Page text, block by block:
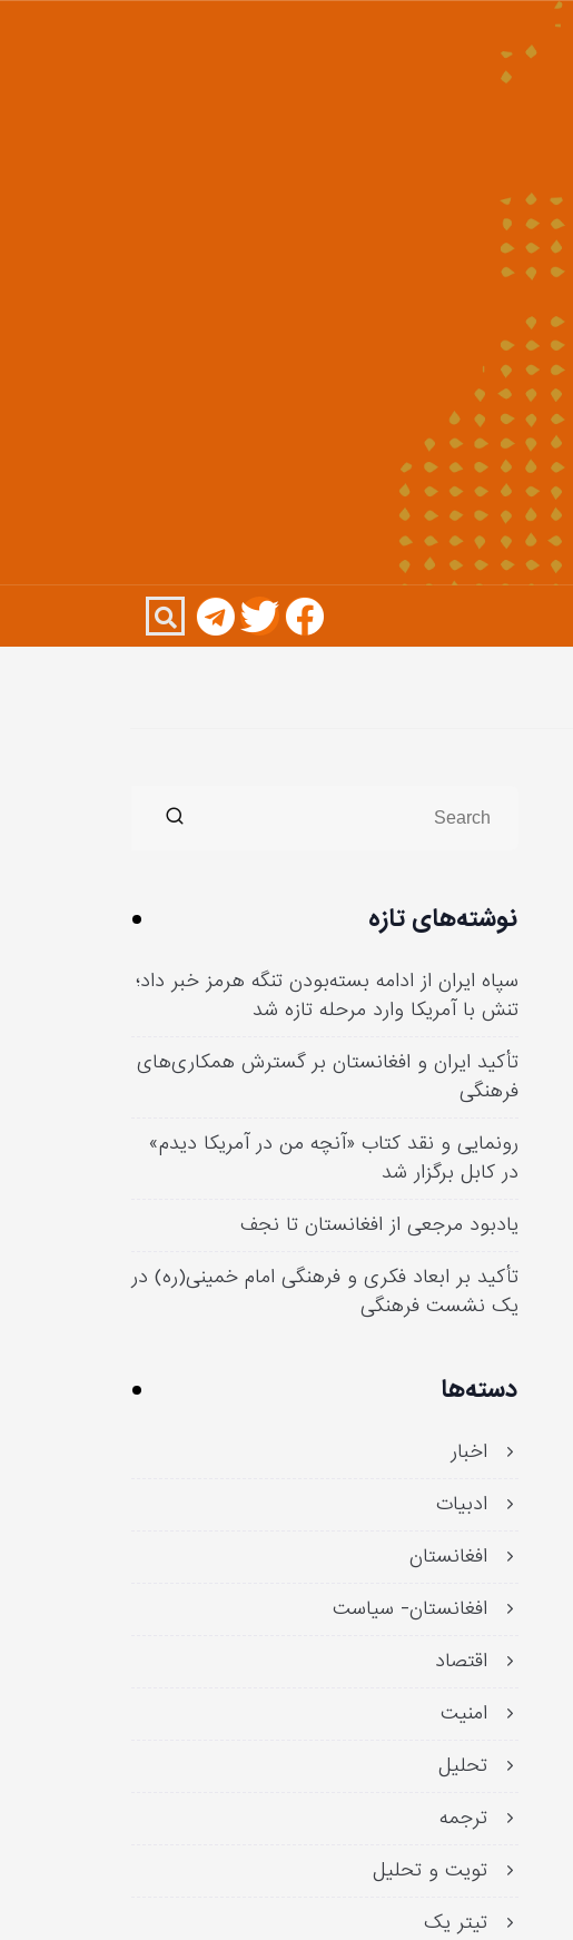
نوشته‌های تازه
سپاه ایران از ادامه بسته‌بودن تنگه هرمز خبر داد؛
تنش با آمریکا وارد مرحله تازه شد
تأکید ایران و افغانستان بر گسترش همکاری‌های
فرهنگی
رونمایی و نقد کتاب «آنچه من در آمریکا دیدم»
در کابل برگزار شد
یادبود مرجعی از افغانستان تا نجف
تأکید بر ابعاد فکری و فرهنگی امام خمینی(ره) در
یک نشست فرهنگی
دسته‌ها
اخبار
ادبیات
افغانستان
افغانستان- سیاست
اقتصاد
امنیت
تحلیل
ترجمه
تویت و تحلیل
تیتر یک